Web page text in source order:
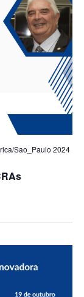
Sao_Paulo 2024